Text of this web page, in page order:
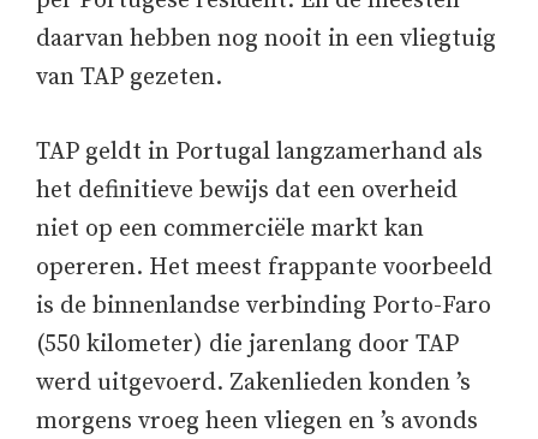
daarvan hebben nog nooit in een vliegtuig
van TAP gezeten.
TAP geldt in Portugal langzamerhand als
het definitieve bewijs dat een overheid
niet op een commerciële markt kan
opereren. Het meest frappante voorbeeld
is de binnenlandse verbinding Porto-Faro
(550 kilometer) die jarenlang door TAP
werd uitgevoerd. Zakenlieden konden ’s
morgens vroeg heen vliegen en ’s avonds